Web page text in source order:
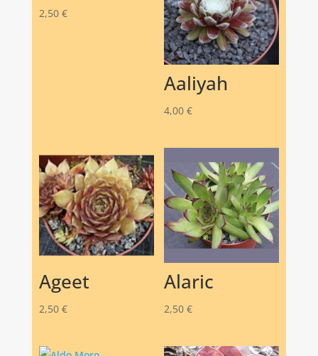
2,50 €
Aaliyah
4,00 €
Ageet
2,50 €
Alaric
2,50 €